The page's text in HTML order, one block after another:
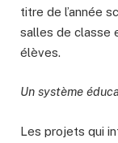
titre de l’année
salles de classe
élèves.
Un système
Les projets qui